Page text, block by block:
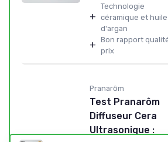
+
Technologie
céramique et huile
d'argan
+ Bon rapport
prix
Pranarôm
Test Pranarôm
Diffuseur Cera
Ultrasonique :